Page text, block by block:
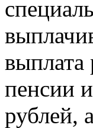
пенсии
рублей,